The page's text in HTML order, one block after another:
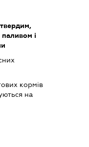
і
кормів
на